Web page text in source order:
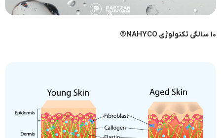
10 سالگی تکنولوژی NAHYCO®